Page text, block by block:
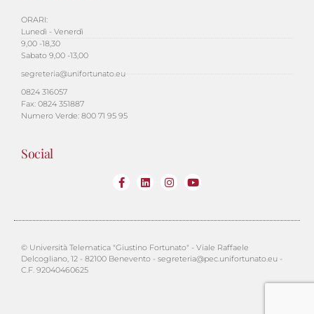
ORARI:
Lunedì - Venerdì
9,00 -18,30
Sabato 9,00 -13,00
segreteria@unifortunato.eu
0824 316057
Fax: 0824 351887
Numero Verde: 800 71 95 95
Social
© Università Telematica "Giustino Fortunato" - Viale Raffaele
Delcogliano, 12 - 82100 Benevento - segreteria@pec.unifortunato.eu -
C.F. 92040460625